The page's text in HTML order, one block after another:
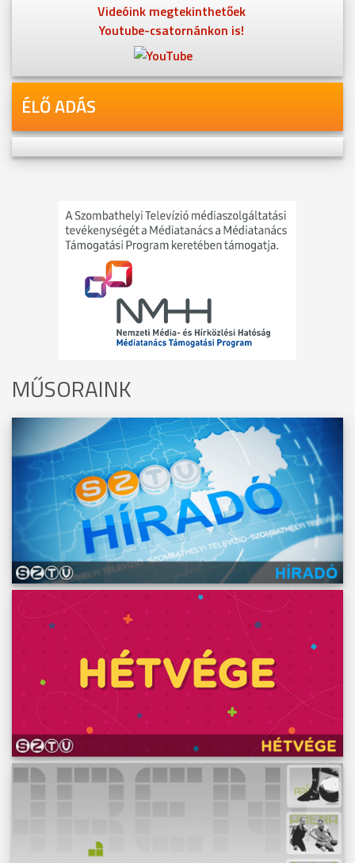
Videóink megtekinthetőek
Youtube-csatornánkon is!
ÉLŐ ADÁS
MŰSORAINK